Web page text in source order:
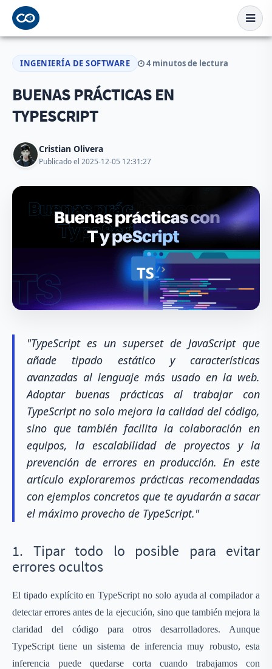
INGENIERÍA DE SOFTWARE 4 minutos de lectura
BUENAS PRÁCTICAS EN
TYPESCRIPT
Cristian Olivera
Publicado el 2025-12-05 12:31:27
"TypeScript es un superset de JavaScript que
añade tipado estático y características
avanzadas al lenguaje más usado en la web.
Adoptar buenas prácticas al trabajar con
TypeScript no solo mejora la calidad del código,
sino que también facilita la colaboración en
equipos, la escalabilidad de proyectos y la
prevención de errores en producción. En este
artículo exploraremos prácticas recomendadas
con ejemplos concretos que te ayudarán a sacar
el máximo provecho de TypeScript."
1. Tipar todo lo posible para evitar
errores ocultos
El tipado explícito en TypeScript no solo ayuda al compilador a
detectar errores antes de la ejecución, sino que también mejora la
claridad del código para otros desarrolladores. Aunque
TypeScript tiene un sistema de inferencia muy robusto, esta
inferencia puede quedarse corta cuando trabajamos con